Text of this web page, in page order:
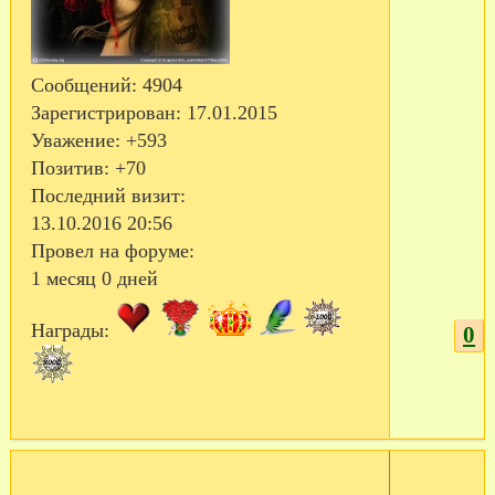
Сообщений: 4904
Зарегистрирован: 17.01.2015
Уважение: +593
Позитив: +70
Последний визит:
13.10.2016 20:56
Провел на форуме:
1 месяц 0 дней
Награды: 0